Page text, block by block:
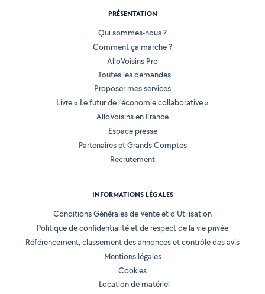
PRÉSENTATION
Qui sommes-nous ?
Comment ça marche ?
AlloVoisins Pro
Toutes les demandes
Proposer mes services
Livre « Le futur de l'économie collaborative »
AlloVoisins en France
Espace presse
Partenaires et Grands Comptes
Recrutement
INFORMATIONS LÉGALES
Conditions Générales de Vente et d'Utilisation
Politique de confidentialité et de respect de la vie privée
Référencement, classement des annonces et contrôle des avis
Mentions légales
Cookies
Location de matériel